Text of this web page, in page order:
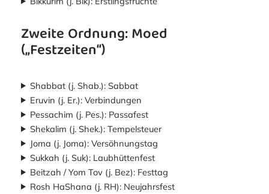
Zweite Ordnung: Moed
(„Festzeiten“)
Shabbat (j. Shab.): Sabbat
Eruvin (j. Er.): Verbindungen
Pessachim (j. Pes.): Passafest
Shekalim (j. Shek.): Tempelsteuer
Joma (j. Joma): Versöhnungstag
Sukkah (j. Suk): Laubhüttenfest
Beitzah / Yom Tov (j. Bez): Festtag
Rosh HaShana (j. RH): Neujahrsfest